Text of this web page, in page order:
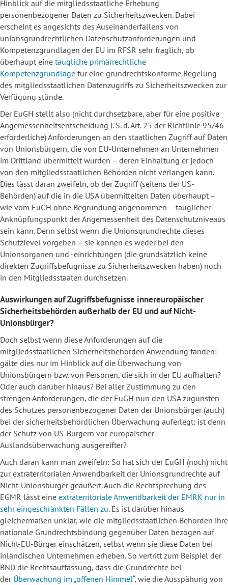
Hinblick auf die mitgliedsstaatliche Erhebung
personenbezogener Daten zu Sicherheitszwecken. Dabei
erscheint es angesichts des Auseinanderfallens von
unionsgrundrechtlichen Datenschutzanforderungen und
Kompetenzgrundlagen der EU im RFSR sehr fraglich, ob
überhaupt eine taugliche primärrechtliche
Kompetenzgrundlage für eine grundrechtskonforme Regelung
des mitgliedsstaatlichen Datenzugriffs zu Sicherheitszwecken zur
Verfügung stünde.
Der EuGH stellt also (nicht durchsetzbare, aber für eine positive
Angemessenheitsentscheidung i. S. d. Art. 25 der Richtlinie 95/46
erforderliche) Anforderungen an den staatlichen Zugriff auf Daten
von Unionsbürgern, die von EU-Unternehmen an Unternehmen
im Drittland übermittelt wurden – deren Einhaltung er jedoch
von den mitgliedsstaatlichen Behörden nicht verlangen kann.
Dies lässt daran zweifeln, ob der Zugriff (seitens der US-
Behörden) auf die in die USA übermittelten Daten überhaupt –
wie vom EuGH ohne Begründung angenommen – tauglicher
Anknüpfungspunkt der Angemessenheit des Datenschutzniveaus
sein kann. Denn selbst wenn die Unionsgrundrechte dieses
Schutzlevel vorgeben – sie können es weder bei den
Unionsorganen und -einrichtungen (die grundsätzlich keine
direkten Zugriffsbefugnisse zu Sicherheitszwecken haben) noch
in den Mitgliedsstaaten durchsetzen.
Auswirkungen auf Zugriffsbefugnisse innereuropäischer
Sicherheitsbehörden außerhalb der EU und auf Nicht-
Unionsbürger?
Doch selbst wenn diese Anforderungen auf die
mitgliedsstaatlichen Sicherheitsbehörden Anwendung fänden:
gälte dies nur im Hinblick auf die Überwachung von
Unionsbürgern bzw. von Personen, die sich in der EU aufhalten?
Oder auch darüber hinaus? Bei aller Zustimmung zu den
strengen Anforderungen, die der EuGH nun den USA zugunsten
des Schutzes personenbezogener Daten der Unionsbürger (auch)
bei der sicherheitsbehördlichen Überwachung auferlegt: ist denn
der Schutz von US-Bürgern vor europäischer
Auslandsüberwachung ausgereifter?
Auch daran kann man zweifeln: So hat sich der EuGH (noch) nicht
zur extraterritorialen Anwendbarkeit der Unionsgrundrechte auf
Nicht-Unionsbürger geäußert. Auch die Rechtsprechung des
EGMR lässt eine extraterritoriale Anwendbarkeit der EMRK nur in
sehr eingeschränkten Fällen zu. Es ist darüber hinaus
gleichermaßen unklar, wie die mitgliedsstaatlichen Behörden ihre
nationale Grundrechtsbindung gegenüber Daten bezogen auf
Nicht-EU-Bürger einschätzen, selbst wenn sie diese Daten bei
inländischen Unternehmen erheben. So vertritt zum Beispiel der
BND die Rechtsauffassung, dass die Grundrechte bei
der Überwachung im „offenen Himmel“, wie die Ausspähung von